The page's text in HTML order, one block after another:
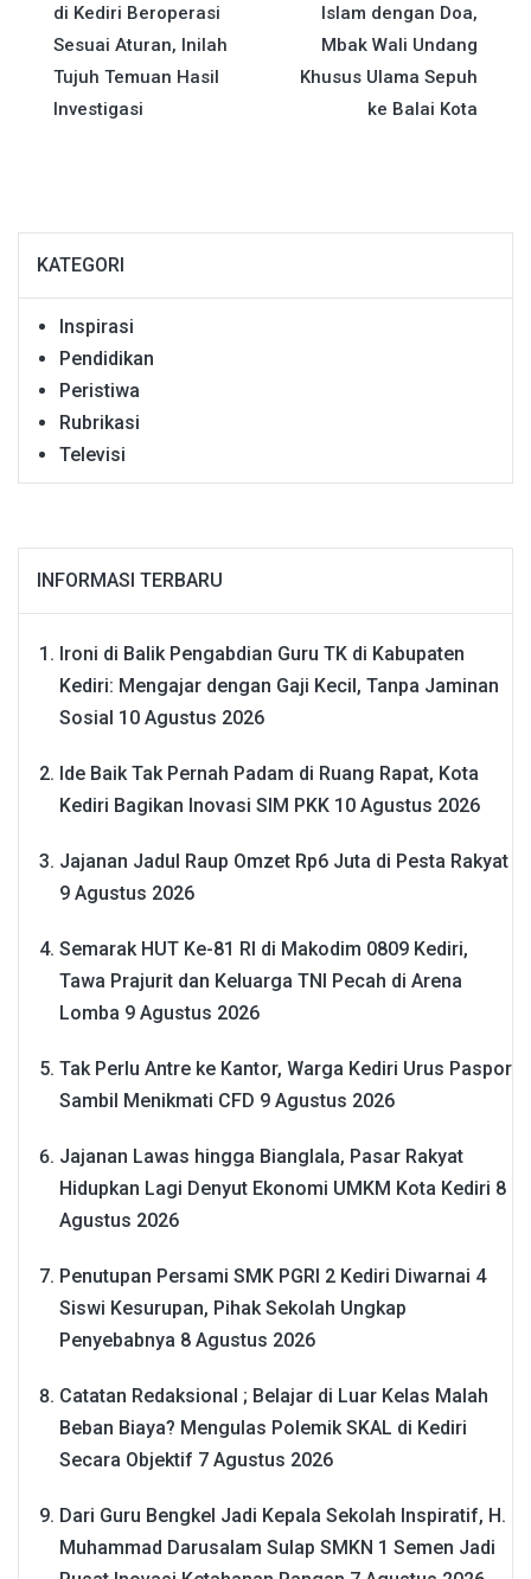
pos
di Kediri Beroperasi
Sesuai Aturan, Inilah
Tujuh Temuan Hasil
Investigasi
Islam dengan Doa,
Mbak Wali Undang
Khusus Ulama Sepuh
ke Balai Kota
KATEGORI
Inspirasi
Pendidikan
Peristiwa
Rubrikasi
Televisi
INFORMASI TERBARU
Ironi di Balik Pengabdian Guru TK di Kabupaten
Kediri: Mengajar dengan Gaji Kecil, Tanpa Jaminan
Sosial 10 Agustus 2026
Ide Baik Tak Pernah Padam di Ruang Rapat, Kota
Kediri Bagikan Inovasi SIM PKK 10 Agustus 2026
Jajanan Jadul Raup Omzet Rp6 Juta di Pesta Rakyat
9 Agustus 2026
Semarak HUT Ke-81 RI di Makodim 0809 Kediri,
Tawa Prajurit dan Keluarga TNI Pecah di Arena
Lomba 9 Agustus 2026
Tak Perlu Antre ke Kantor, Warga Kediri Urus Paspor
Sambil Menikmati CFD 9 Agustus 2026
Jajanan Lawas hingga Bianglala, Pasar Rakyat
Hidupkan Lagi Denyut Ekonomi UMKM Kota Kediri 8
Agustus 2026
Penutupan Persami SMK PGRI 2 Kediri Diwarnai 4
Siswi Kesurupan, Pihak Sekolah Ungkap
Penyebabnya 8 Agustus 2026
Catatan Redaksional ; Belajar di Luar Kelas Malah
Beban Biaya? Mengulas Polemik SKAL di Kediri
Secara Objektif 7 Agustus 2026
Dari Guru Bengkel Jadi Kepala Sekolah Inspiratif, H.
Muhammad Darusalam Sulap SMKN 1 Semen Jadi